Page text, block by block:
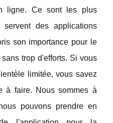
ligne. Ce sont les plus
des applications
son importance pour le
trop d'efforts. Si vous
limitée, vous savez
à faire. Nous sommes à
pouvons prendre en